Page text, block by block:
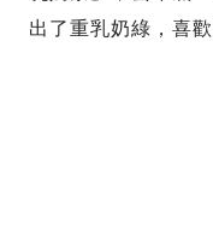
出了重乳奶綠，喜